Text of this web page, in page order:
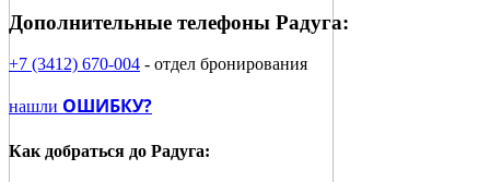
Дополнительные телефоны Радуга:
+7 (3412) 670-004 - отдел бронирования
нашли ОШИБКУ?
Как добраться до Радуга: